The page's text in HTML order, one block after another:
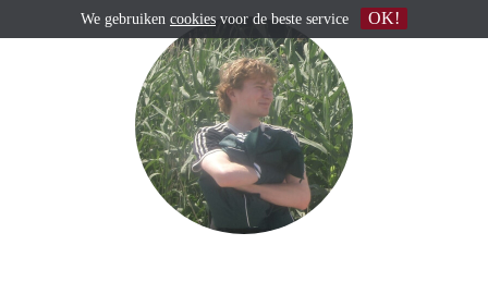
We gebruiken cookies voor de beste service OK!